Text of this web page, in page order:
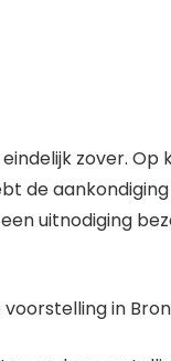
zover.
de aankondiging
uitnodiging
in